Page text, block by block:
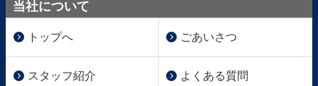
当社について
トップへ ごあいさつ
スタッフ紹介 よくある質問